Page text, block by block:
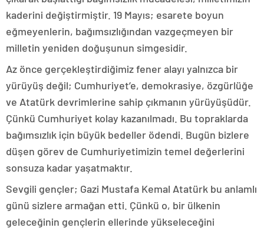
kaderini değiştirmiştir. 19 Mayıs; esarete boyun
eğmeyenlerin, bağımsızlığından vazgeçmeyen bir
milletin yeniden doğuşunun simgesidir.
Az önce gerçekleştirdiğimiz fener alayı yalnızca bir
yürüyüş değil; Cumhuriyet’e, demokrasiye, özgürlüğe
ve Atatürk devrimlerine sahip çıkmanın yürüyüşüdür.
Çünkü Cumhuriyet kolay kazanılmadı. Bu topraklarda
bağımsızlık için büyük bedeller ödendi. Bugün bizlere
düşen görev de Cumhuriyetimizin temel değerlerini
sonsuza kadar yaşatmaktır.
Sevgili gençler; Gazi Mustafa Kemal Atatürk bu anlamlı
günü sizlere armağan etti. Çünkü o, bir ülkenin
geleceğinin gençlerin ellerinde yükseleceğini